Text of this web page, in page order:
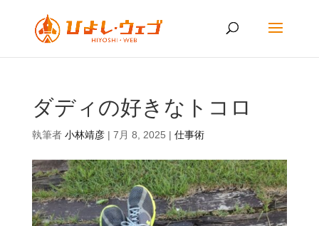
ダディの好きなトコロ
執筆者 小林靖彦| 7月 8, 2025 | 仕事術